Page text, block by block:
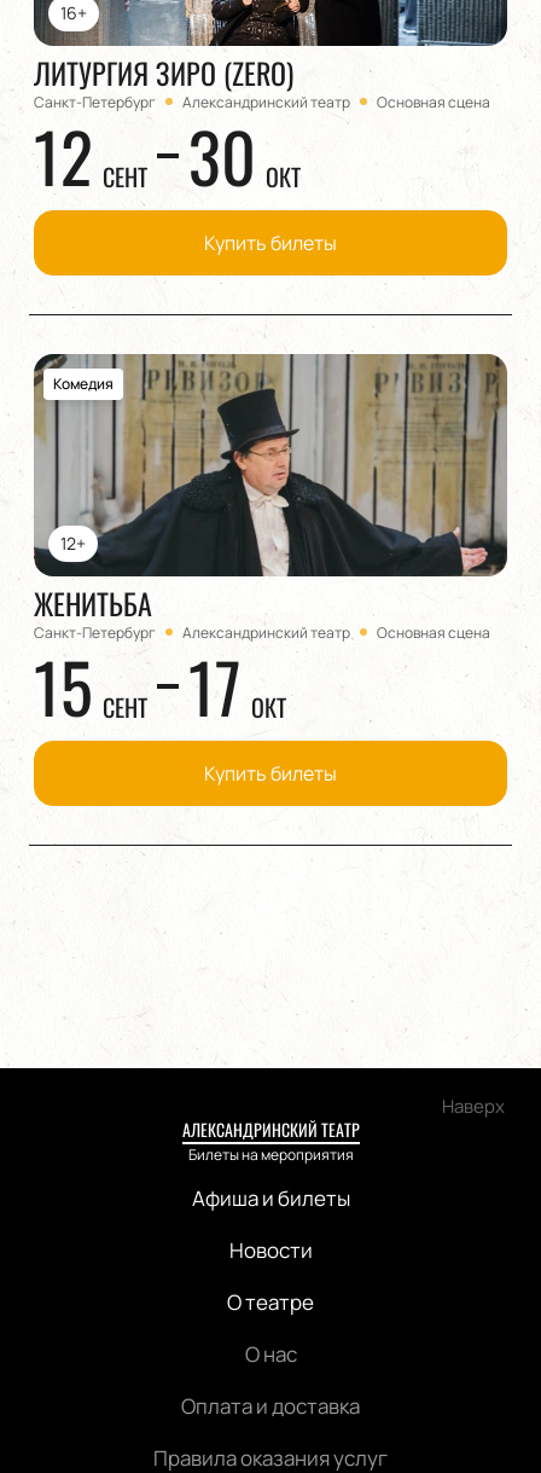
16+
ЛИТУРГИЯ ЗИРО (ZERO)
Санкт-Петербург Александринский театр Основная сцена
12 СЕНТ 30 ОКТ
Купить билеты
12+
Комедия
ЖЕНИТЬБА
Санкт-Петербург Александринский театр Основная сцена
15 СЕНТ 17 ОКТ
Купить билеты
Наверх
АЛЕКСАНДРИНСКИЙ ТЕАТР
Билеты на мероприятия
Афиша и билеты
Новости
О театре
О нас
Оплата и доставка
Правила оказания услуг